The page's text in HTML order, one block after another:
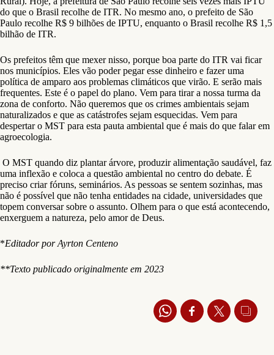
do que o Brasil recolhe de ITR. No mesmo ano, o prefeito de São
Paulo recolhe R$ 9 bilhões de IPTU, enquanto o Brasil recolhe R$ 1,5
bilhão de ITR.
Os prefeitos têm que mexer nisso, porque boa parte do ITR vai ficar
nos municípios. Eles vão poder pegar esse dinheiro e fazer uma
política de amparo aos problemas climáticos que virão. E serão mais
frequentes. Este é o papel do plano. Vem para tirar a nossa turma da
zona de conforto. Não queremos que os crimes ambientais sejam
naturalizados e que as catástrofes sejam esquecidas. Vem para
despertar o MST para esta pauta ambiental que é mais do que falar em
agroecologia.
O MST quando diz plantar árvore, produzir alimentação saudável, faz
uma inflexão e coloca a questão ambiental no centro do debate. É
preciso criar fóruns, seminários. As pessoas se sentem sozinhas, mas
não é possível que não tenha entidades na cidade, universidades que
topem conversar sobre o assunto. Olhem para o que está acontecendo,
enxerguem a natureza, pelo amor de Deus.
*Editador por Ayrton Centeno
**Texto publicado originalmente em 2023